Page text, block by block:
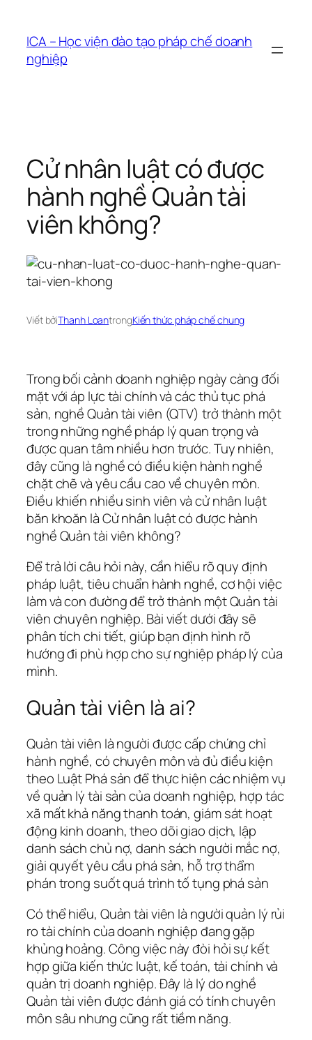
phầnICA – Học viện đào tạo pháp chế doanh
nghiệp
Cử nhân luật có được
hành nghề Quản tài
viên không?
Viết bởiThanh LoantrongKiến thức pháp chế chung
Trong bối cảnh doanh nghiệp ngày càng đối
mặt với áp lực tài chính và các thủ tục phá
sản, nghề Quản tài viên (QTV) trở thành một
trong những nghề pháp lý quan trọng và
được quan tâm nhiều hơn trước. Tuy nhiên,
đây cũng là nghề có điều kiện hành nghề
chặt chẽ và yêu cầu cao về chuyên môn.
Điều khiến nhiều sinh viên và cử nhân luật
băn khoăn là Cử nhân luật có được hành
nghề Quản tài viên không?
Để trả lời câu hỏi này, cần hiểu rõ quy định
pháp luật, tiêu chuẩn hành nghề, cơ hội việc
làm và con đường để trở thành một Quản tài
viên chuyên nghiệp. Bài viết dưới đây sẽ
phân tích chi tiết, giúp bạn định hình rõ
hướng đi phù hợp cho sự nghiệp pháp lý của
mình.
Quản tài viên là ai?
Quản tài viên là người được cấp chứng chỉ
hành nghề, có chuyên môn và đủ điều kiện
theo Luật Phá sản để thực hiện các nhiệm vụ
về quản lý tài sản của doanh nghiệp, hợp tác
xã mất khả năng thanh toán, giám sát hoạt
động kinh doanh, theo dõi giao dịch, lập
danh sách chủ nợ, danh sách người mắc nợ,
giải quyết yêu cầu phá sản, hỗ trợ thẩm
phán trong suốt quá trình tố tụng phá sản
Có thể hiểu, Quản tài viên là người quản lý rủi
ro tài chính của doanh nghiệp đang gặp
khủng hoảng. Công việc này đòi hỏi sự kết
hợp giữa kiến thức luật, kế toán, tài chính và
quản trị doanh nghiệp. Đây là lý do nghề
Quản tài viên được đánh giá có tính chuyên
môn sâu nhưng cũng rất tiềm năng.